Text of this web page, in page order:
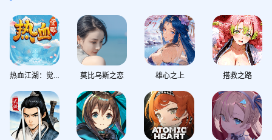
热血江湖：觉醒 莫比乌斯之恋 雄心之上 搭救之路